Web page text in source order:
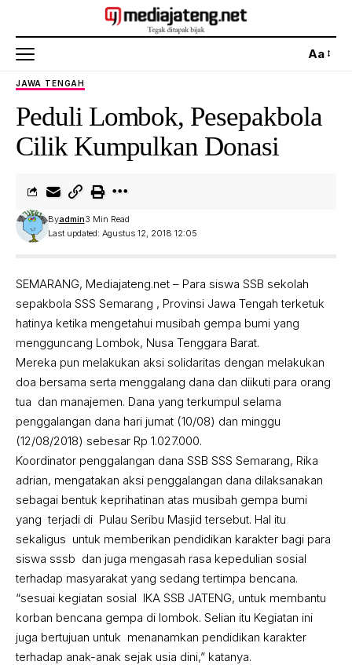
Aa
JAWA TENGAH
Peduli Lombok, Pesepakbola
Cilik Kumpulkan Donasi
Last updated: Agustus 12, 2018 12:05
Byadmin3 Min Read
SEMARANG, Mediajateng.net – Para siswa SSB sekolah
sepakbola SSS Semarang , Provinsi Jawa Tengah terketuk
hatinya ketika mengetahui musibah gempa bumi yang
mengguncang Lombok, Nusa Tenggara Barat.
Mereka pun melakukan aksi solidaritas dengan melakukan
doa bersama serta menggalang dana dan diikuti para orang
tua dan manajemen. Dana yang terkumpul selama
penggalangan dana hari jumat (10/08) dan minggu
(12/08/2018) sebesar Rp 1.027.000.
Koordinator penggalangan dana SSB SSS Semarang, Rika
adrian, mengatakan aksi penggalangan dana dilaksanakan
sebagai bentuk keprihatinan atas musibah gempa bumi
yang terjadi di Pulau Seribu Masjid tersebut. Hal itu
sekaligus untuk memberikan pendidikan karakter bagi para
siswa sssb dan juga mengasah rasa kepedulian sosial
terhadap masyarakat yang sedang tertimpa bencana.
“sesuai kegiatan sosial IKA SSB JATENG, untuk membantu
korban bencana gempa di lombok. Selian itu Kegiatan ini
juga bertujuan untuk menanamkan pendidikan karakter
terhadap anak-anak sejak usia dini,” katanya.